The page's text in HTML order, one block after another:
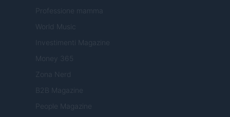
Professione mamma
World Music
Investimenti Magazine
Money 365
Zona Nerd
B2B Magazine
People Magazine